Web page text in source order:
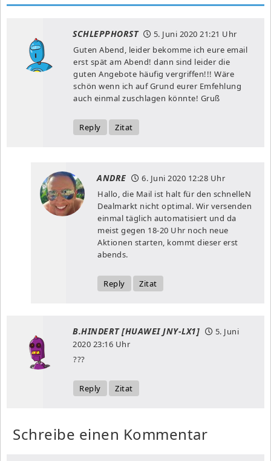
SCHLEPPHORST 5. Juni 2020 21:21 Uhr
Guten Abend, leider bekomme ich eure email
erst spät am Abend! dann sind leider die
guten Angebote häufig vergriffen!!! Wäre
schön wenn ich auf Grund eurer Emfehlung
auch einmal zuschlagen könnte! Gruß
Reply Zitat
ANDRE 6. Juni 2020 12:28 Uhr
Hallo, die Mail ist halt für den schnelleN
Dealmarkt nicht optimal. Wir versenden
einmal täglich automatisiert und da
meist gegen 18-20 Uhr noch neue
Aktionen starten, kommt dieser erst
abends.
Reply Zitat
B.HINDERT [HUAWEI JNY-LX1]
5. Juni
2020 23:16 Uhr
???
Reply Zitat
Schreibe einen Kommentar